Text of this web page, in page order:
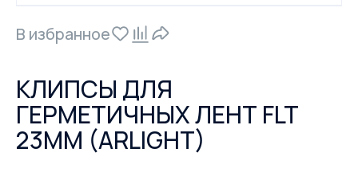
В избранное
КЛИПСЫ ДЛЯ
ГЕРМЕТИЧНЫХ ЛЕНТ FLT
23MM (ARLIGHT)